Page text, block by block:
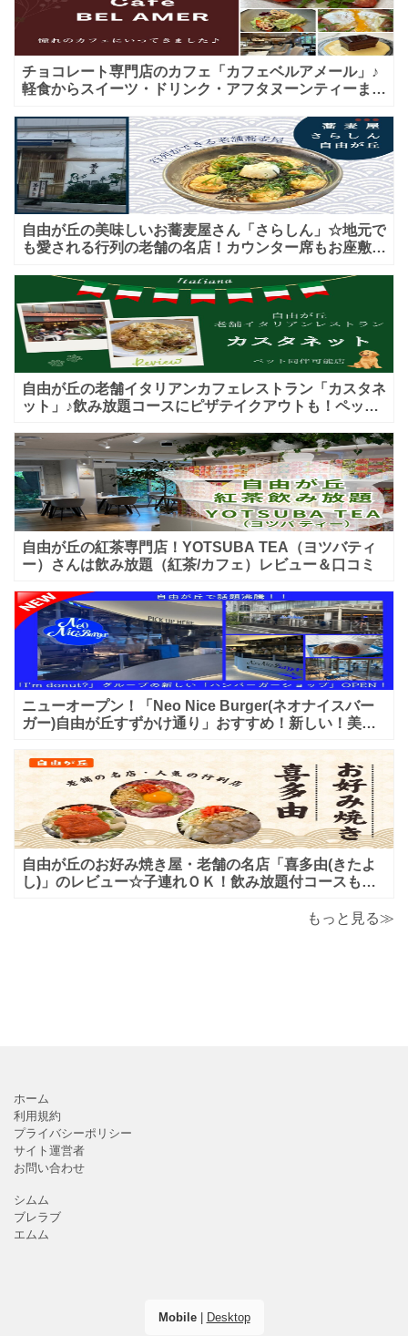
チョコレート専門店のカフェ「カフェベルアメール」♪
軽食からスイーツ・ドリンク・アフタヌーンティーまで
自由が丘の美味しいお蕎麦屋さん「さらしん」☆地元で
も愛される行列の老舗の名店！カウンター席もお座敷も
自由が丘の老舗イタリアンカフェレストラン「カスタネ
ット」♪飲み放題コースにピザテイクアウトも！ペット
自由が丘の紅茶専門店！YOTSUBA TEA（ヨツバティ
ー）さんは飲み放題（紅茶/カフェ）レビュー＆口コミ
ニューオープン！「Neo Nice Burger(ネオナイスバー
ガー)自由が丘すずかけ通り」おすすめ！新しい！美味
自由が丘のお好み焼き屋・老舗の名店「喜多由(きたよ
し)」のレビュー☆子連れＯＫ！飲み放題付コースも！
もっと見る≫
ホーム
利用規約
プライバシーポリシー
サイト運営者
お問い合わせ
シムム
ブレラブ
エムム
Mobile| Desktop